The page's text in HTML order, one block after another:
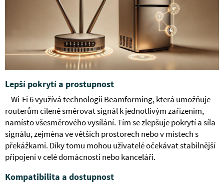
Lepší pokrytí a prostupnost
Wi-Fi 6 využívá technologii Beamforming, která umožňuje
routerům cíleně směrovat signál k jednotlivým zařízením,
namísto všesměrového vysílání. Tím se zlepšuje pokrytí a síla
signálu, zejména ve větších prostorech nebo v místech s
překážkami. Díky tomu mohou uživatelé očekávat stabilnější
připojení v celé domácnosti nebo kanceláři.
Kompatibilita a dostupnost